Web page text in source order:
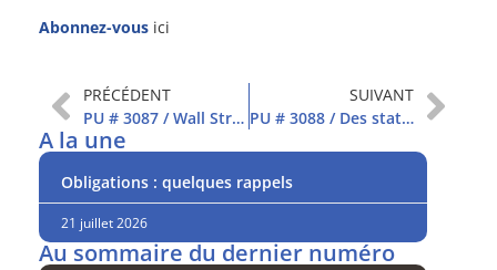
Abonnez-vous ici
PRÉCÉDENT
PU # 3087 / Wall Street marque une pause
SUIVANT
PU # 3088 / Des statistiques peu commentées
A la une
Obligations : quelques rappels
21 juillet 2026
Au sommaire du dernier numéro